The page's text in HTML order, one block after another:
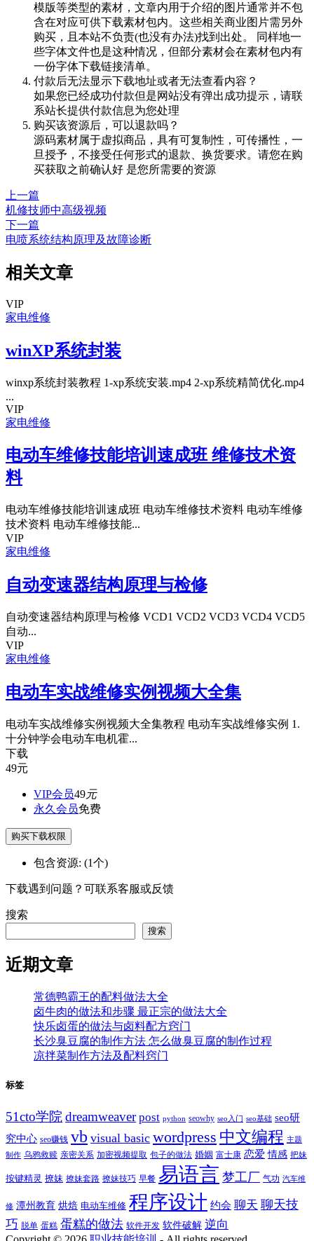
模版等类型的素材，文章内用于介绍的图片通常并不包
含在对应可供下载素材包内。这些相关商业图片需另外
购买，且本站不负责(也没有办法)找到出处。 同样地一
些字体文件也是这种情况，但部分素材会在素材包内有
一份字体下载链接清单。
付款后无法显示下载地址或者无法查看内容？
如果您已经成功付款但是网站没有弹出成功提示，请联
系站长提供付款信息为您处理
购买该资源后，可以退款吗？
源码素材属于虚拟商品，具有可复制性，可传播性，一
旦授予，不接受任何形式的退款、换货要求。请您在购
买获取之前确认好 是您所需要的资源
上一篇
机修技师中高级视频
下一篇
电喷系统结构原理及故障诊断
相关文章
VIP
家电维修
winXP系统封装
winxp系统封装教程 1-xp系统安装.mp4 2-xp系统精简优化.mp4
...
VIP
家电维修
电动车维修技能培训速成班 维修技术资
料
电动车维修技能培训速成班 电动车维修技术资料 电动车维修
技术资料 电动车维修技能...
VIP
家电维修
自动变速器结构原理与检修
自动变速器结构原理与检修 VCD1 VCD2 VCD3 VCD4 VCD5
自动...
VIP
家电维修
电动车实战维修实例视频大全集
电动车实战维修实例视频大全集教程 电动车实战维修实例 1.
十分钟学会电动车电机霍...
下载
49元
VIP会员49元
永久会员免费
购买下载权限
包含资源: (1个)
下载遇到问题？可联系客服或反馈
搜索
搜索
近期文章
常德鸭霸王的配料做法大全
卤牛肉的做法和步骤 最正宗的做法大全
快乐卤蛋的做法与卤料配方窍门
长沙臭豆腐的制作方法 怎么做臭豆腐的制作过程
凉拌菜制作方法及配料窍门
标签
51cto学院dreamweaver post python seowhy seo入门 seo基础 seo研
究中心 seo赚钱 vb visual basic wordpress 中文编程 主题
制作 乌鸦救赎 亲密关系 加密视频提取 包子的做法 婚姻 富士康 恋爱 情感 把妹
按键精灵 撩妹 撩妹套路 撩妹技巧 早餐 易语言 梦工厂 气功 汽车维
修 潭州教育 烘焙 电动车维修 程序设计 约会 聊天 聊天技
巧 脱单 蛋糕 蛋糕的做法 软件开发 软件破解 逆向